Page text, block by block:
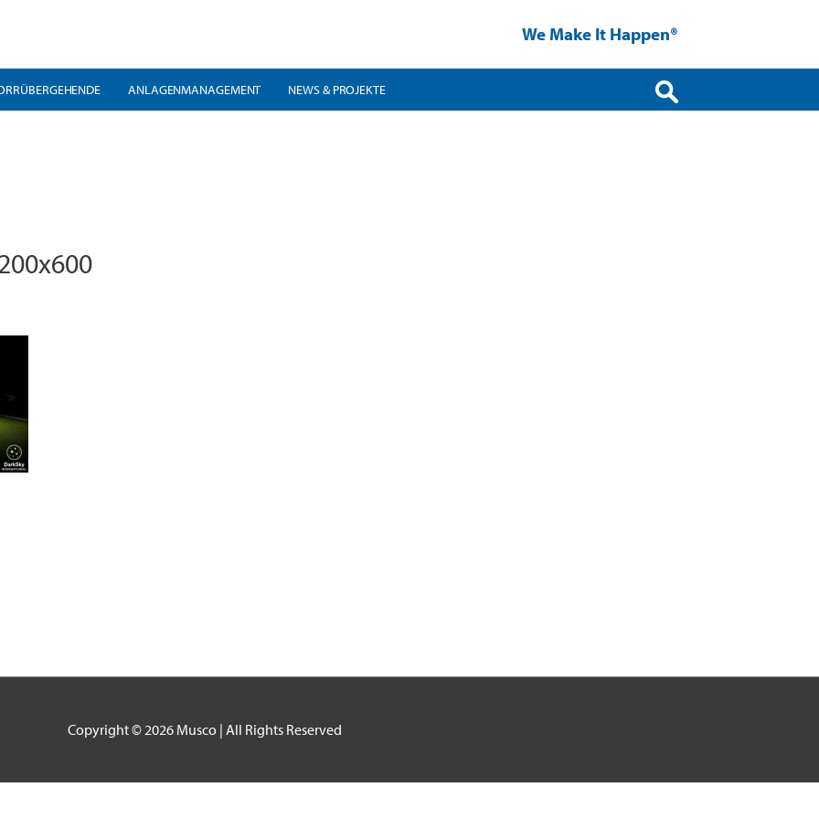
We Make It Happen®
ANLAGENMANAGEMENT NEWS & PROJEKTE
Copyright © 2026 Musco | All Rights Reserved